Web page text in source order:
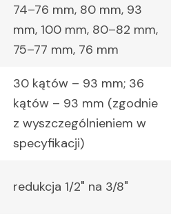
74–76 mm, 80 mm, 93
mm, 100 mm, 80–82 mm,
75–77 mm, 76 mm
30 kątów – 93 mm; 36
kątów – 93 mm (zgodnie
z wyszczególnieniem w
specyfikacji)
redukcja 1/2" na 3/8"